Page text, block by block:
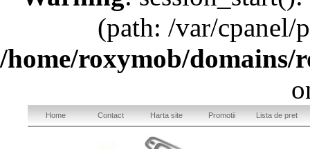
(path: /var/cpanel/
/home/roxymob/
Home Contact Harta site Promotii Lista de pret